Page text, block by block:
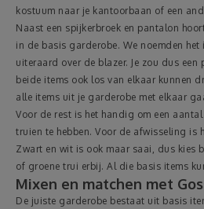
kostuum naar je kantoorbaan of een
Naast een spijkerbroek en pantalon
in de basis garderobe. We noemden het
uiteraard over de blazer. Je zou dus een
beide items ook los van elkaar kunnen
alle items uit je garderobe met elkaar
Voor de rest is het handig om een
truien te hebben. Voor de afwisseling is
Zwart en wit is ook maar saai, dus kies
of groene trui erbij. Al die basis items
Mixen en matchen met
De juiste garderobe bestaat uit basis